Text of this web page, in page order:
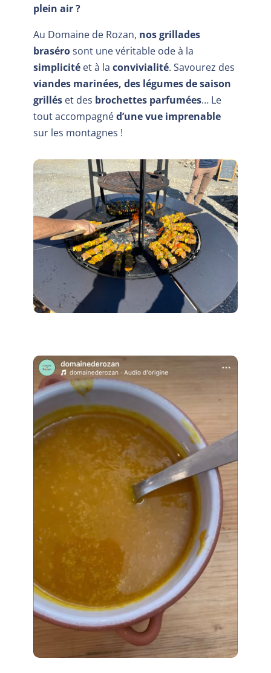
plein air ?
Au Domaine de Rozan, nos grillades
brasérosont une véritable ode à la
simplicitéet à la convivialité. Savourez des
viandes marinées, des légumes de saison
grilléset des brochettes parfumées… Le
tout accompagnéd’une vue imprenable
sur les montagnes !